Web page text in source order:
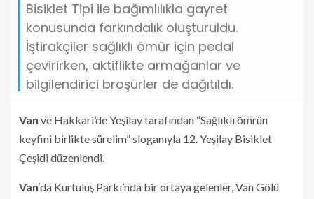
Bisiklet Tipi ile bağımlılıkla gayret
konusunda farkındalık oluşturuldu.
İştirakçiler sağlıklı ömür için pedal
çevirirken, aktiflikte armağanlar ve
bilgilendirici broşürler de dağıtıldı.
Van ve Hakkari’de Yeşilay tarafından “Sağlıklı ömrün
keyfini birlikte sürelim” sloganıyla 12. Yeşilay Bisiklet
Çeşidi düzenlendi.
Van‘da Kurtuluş Parkı’nda bir ortaya gelenler, Van Gölü